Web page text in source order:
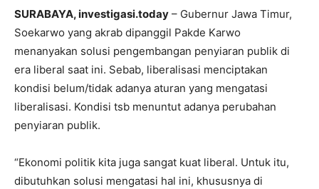
SURABAYA, investigasi.today – Gubernur Jawa Timur,
Soekarwo yang akrab dipanggil Pakde Karwo
menanyakan solusi pengembangan penyiaran publik di
era liberal saat ini. Sebab, liberalisasi menciptakan
kondisi belum/tidak adanya aturan yang mengatasi
liberalisasi. Kondisi tsb menuntut adanya perubahan
penyiaran publik.
“Ekonomi politik kita juga sangat kuat liberal. Untuk itu,
dibutuhkan solusi mengatasi hal ini, khususnya di